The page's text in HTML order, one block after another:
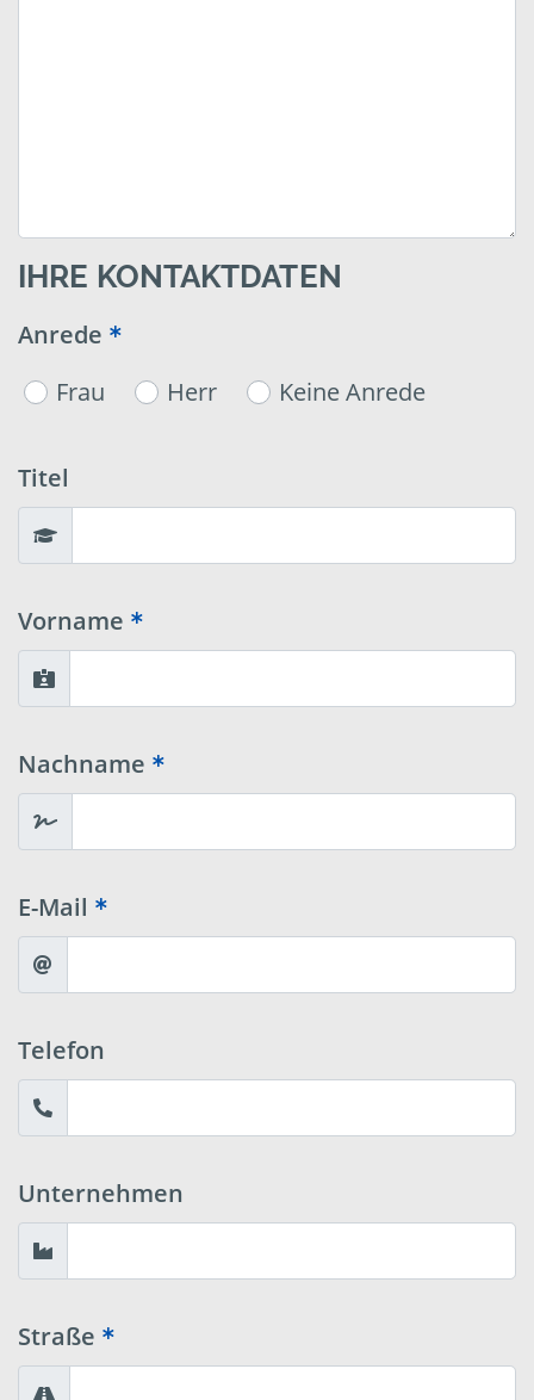
IHRE KONTAKTDATEN
Anrede
Frau
Herr Keine Anrede
Titel
Vorname
Nachname
E-Mail
Telefon
Unternehmen
Straße